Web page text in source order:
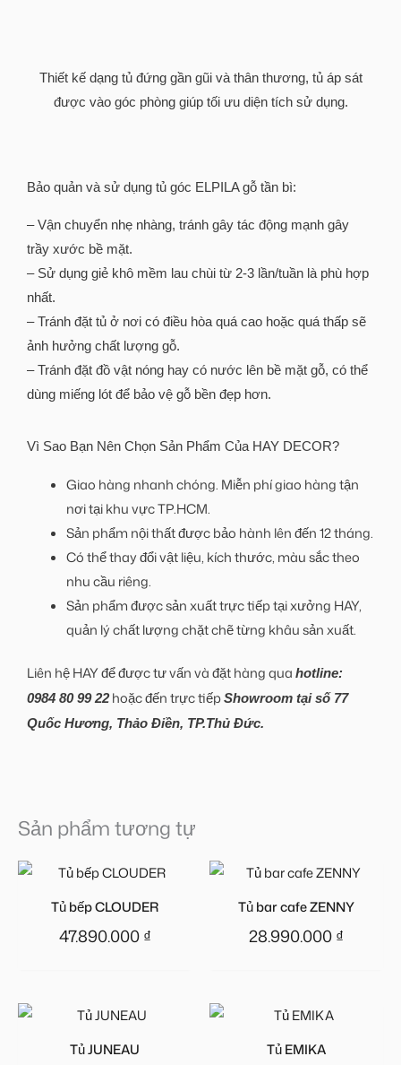
Thiết kế dạng tủ đứng gần gũi và thân thương, tủ áp sát
được vào góc phòng giúp tối ưu diện tích sử dụng.
Bảo quản và sử dụng tủ góc ELPILA gỗ tần bì:
– Vận chuyển nhẹ nhàng, tránh gây tác động mạnh gây
trầy xước bề mặt.
– Sử dụng giẻ khô mềm lau chùi từ 2-3 lần/tuần là phù hợp
nhất.
– Tránh đặt tủ ở nơi có điều hòa quá cao hoặc quá thấp sẽ
ảnh hưởng chất lượng gỗ.
– Tránh đặt đồ vật nóng hay có nước lên bề mặt gỗ, có thể
dùng miếng lót để bảo vệ gỗ bền đẹp hơn.
Vì Sao Bạn Nên Chọn Sản Phẩm Của HAY DECOR?
Giao hàng nhanh chóng. Miễn phí giao hàng tận
nơi tại khu vực TP.HCM.
Sản phẩm nội thất được bảo hành lên đến 12 tháng.
Có thể thay đổi vật liệu, kích thước, màu sắc theo
nhu cầu riêng.
Sản phẩm được sản xuất trực tiếp tại xưởng HAY,
quản lý chất lượng chặt chẽ từng khâu sản xuất.
Liên hệ HAY để được tư vấn và đặt hàng qua hotline:
0984 80 99 22hoặc đến trực tiếpShowroom tại số 77
Quốc Hương, Thảo Điền, TP.Thủ Đức.
Sản phẩm tương tự
Tủ bếp CLOUDER
47.890.000₫
Tủ bar cafe ZENNY
28.990.000₫
Tủ JUNEAU Tủ EMIKA